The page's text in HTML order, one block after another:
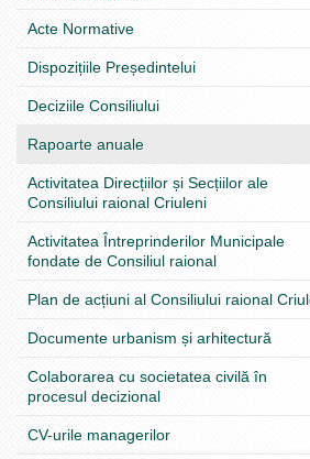
Acte Normative
Dispozițiile Președintelui
Deciziile Consiliului
Rapoarte anuale
Activitatea Direcțiilor și Secțiilor ale
Consiliului raional Criuleni
Activitatea Întreprinderilor Municipale
fondate de Consiliul raional
Plan de acțiuni al Consiliului raional
Documente urbanism și arhitectură
Colaborarea cu societatea civilă în
procesul decizional
CV-urile managerilor